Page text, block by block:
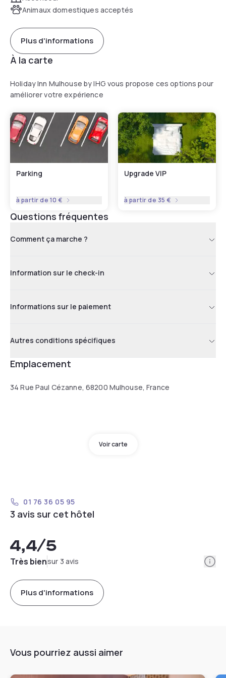
Animaux domestiques acceptés
Plus d'informations
À la carte
Holiday Inn Mulhouse by IHG vous propose ces options pour
améliorer votre expérience
Parking
à partir de 10 €
Upgrade VIP
à partir de 35 €
Questions fréquentes
Comment ça marche ?
Information sur le check-in
Informations sur le paiement
Autres conditions spécifiques
Emplacement
34 Rue Paul Cézanne, 68200 Mulhouse, France
Voir carte
01 76 36 05 95
3 avis sur cet hôtel
4,4/5
Très biensur 3 avis
Plus d'informations
Vous pourriez aussi aimer